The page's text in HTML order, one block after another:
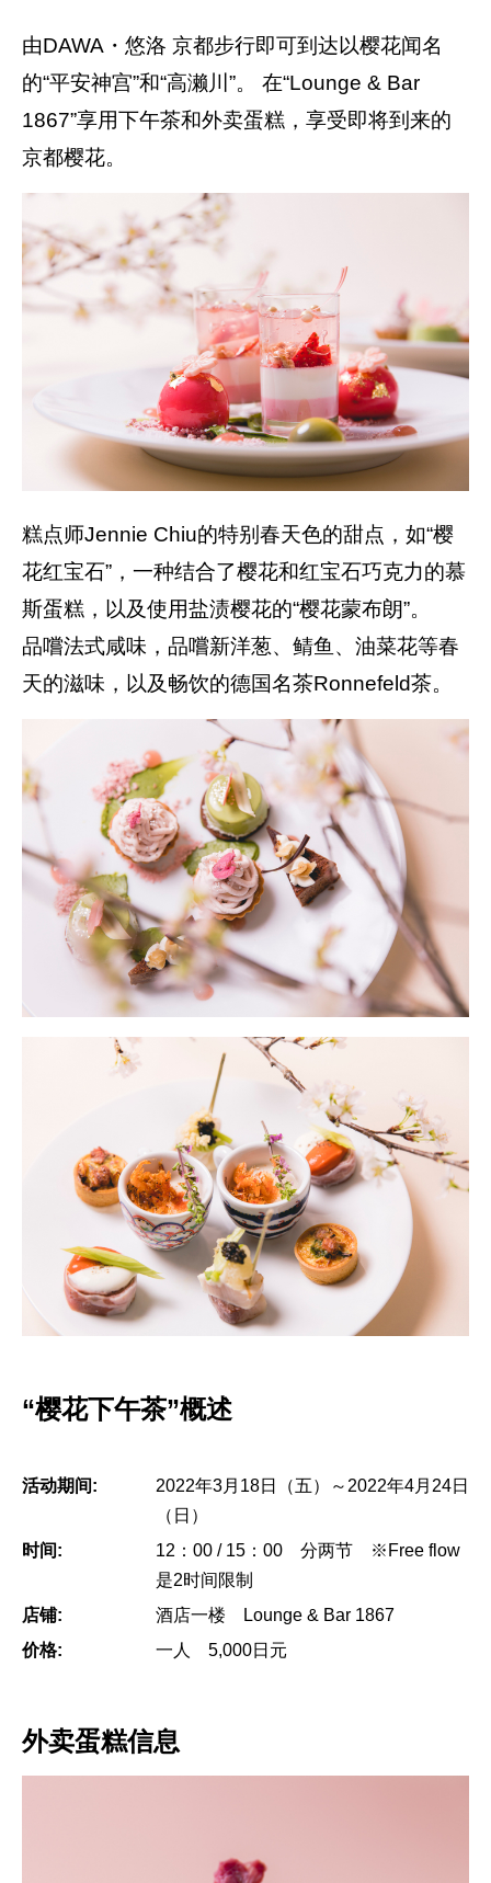
由DAWA・悠洛 京都步行即可到达以樱花闻名
的“平安神宫”和“高濑川”。 在“Lounge & Bar
1867”享用下午茶和外卖蛋糕，享受即将到来的
京都樱花。
糕点师Jennie Chiu的特别春天色的甜点，如“樱
花红宝石”，一种结合了樱花和红宝石巧克力的慕
斯蛋糕，以及使用盐渍樱花的“樱花蒙布朗”。
品嚐法式咸味，品嚐新洋葱、鲭鱼、油菜花等春
天的滋味，以及畅饮的德国名茶Ronnefeld茶。
“樱花下午茶”概述
活动期间:
2022年3月18日（五）～2022年4月24日
（日）
时间:
12：00 / 15：00 分两节 ※Free flow
是2时间限制
店铺:
酒店一楼 Lounge & Bar 1867
价格:
一人 5,000日元
外卖蛋糕信息